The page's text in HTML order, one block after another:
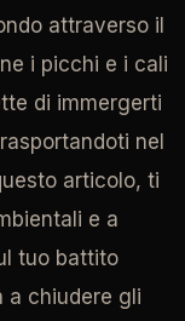
attraverso il
i picchi e i cali
di immergerti
nel
articolo, ti
e a
tuo battito
a chiudere gli